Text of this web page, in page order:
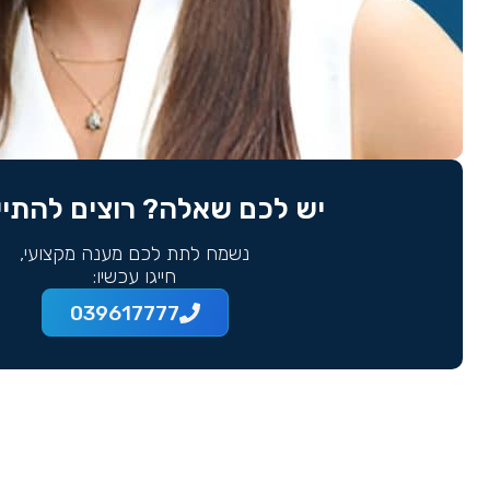
יש לכם שאלה? רוצים
נשמח לתת לכם מענה מקצועי,
חייגו עכשיו:
039617777